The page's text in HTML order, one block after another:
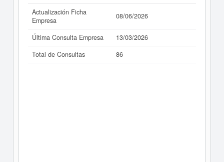
Actualización Ficha
Empresa
08/06/2026
Última Consulta Empresa
13/03/2026
Total de Consultas
86